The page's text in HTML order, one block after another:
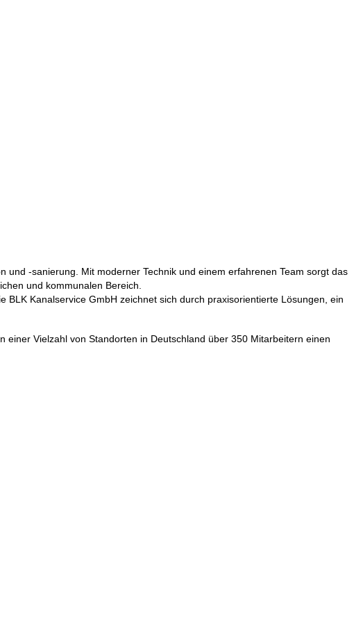
-sanierung. Mit moderner Technik und einem erfahrenen Team sorgt das
und kommunalen Bereich.
Kanalservice GmbH zeichnet sich durch praxisorientierte Lösungen, ein
einer Vielzahl von Standorten in Deutschland über 350 Mitarbeitern einen